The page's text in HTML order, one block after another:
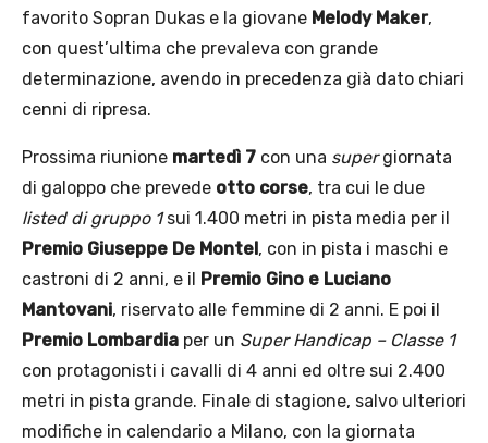
favorito Sopran Dukas e la giovane Melody Maker,
con quest’ultima che prevaleva con grande
determinazione, avendo in precedenza già dato chiari
cenni di ripresa.
Prossima riunione martedì 7 con una supergiornata
di galoppo che prevede otto corse, tra cui le due
listed di gruppo 1sui 1.400 metri in pista media per il
Premio Giuseppe De Montel, con in pista i maschi e
castroni di 2 anni, e il Premio Gino e Luciano
Mantovani, riservato alle femmine di 2 anni. E poi il
Premio Lombardia per un Super Handicap – Classe 1
con protagonisti i cavalli di 4 anni ed oltre sui 2.400
metri in pista grande. Finale di stagione, salvo ulteriori
modifiche in calendario a Milano, con la giornata